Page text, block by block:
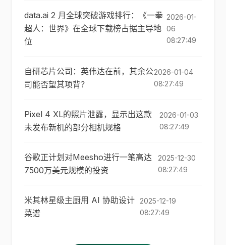
data.ai 2 月全球突破游戏排行：《一拳
超人：世界》在全球下载榜占据主导地
位
2026-01-
06
08:27:49
自研芯片公司：英伟达在前，其余公
司能否望其项背？
2026-01-04
08:27:49
Pixel 4 XL的照片泄露，显示出这款
未发布新机的部分相机规格
2026-01-03
08:27:49
谷歌正计划对Meesho进行一笔高达
7500万美元规模的投资
2025-12-30
08:27:49
米其林星级主厨用 AI 协助设计
菜谱
2025-12-19
08:27:49